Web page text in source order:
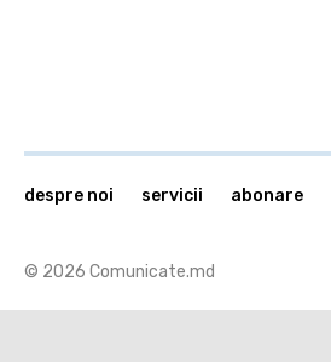
© 2026 Comunicate.md
despre noi servicii abonare